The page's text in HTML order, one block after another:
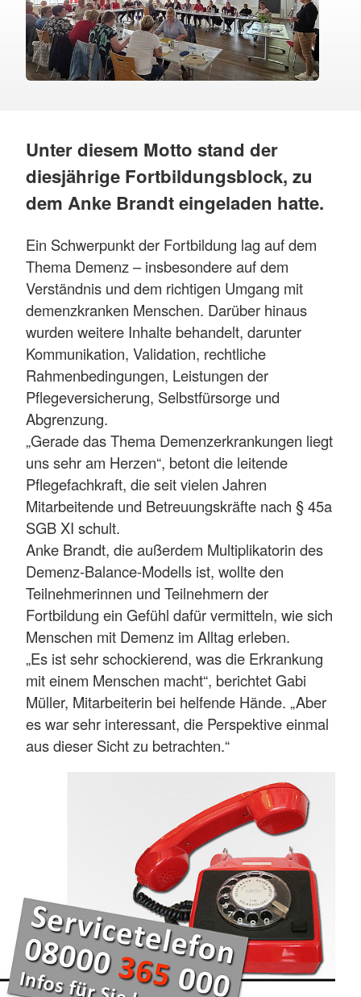
Unter diesem Motto stand der
diesjährige Fortbildungsblock, zu
dem Anke Brandt eingeladen hatte.
Ein Schwerpunkt der Fortbildung lag auf dem
Thema Demenz – insbesondere auf dem
Verständnis und dem richtigen Umgang mit
demenzkranken Menschen. Darüber hinaus
wurden weitere Inhalte behandelt, darunter
Kommunikation, Validation, rechtliche
Rahmenbedingungen, Leistungen der
Pflegeversicherung, Selbstfürsorge und
Abgrenzung.
„Gerade das Thema Demenzerkrankungen liegt
uns sehr am Herzen“, betont die leitende
Pflegefachkraft, die seit vielen Jahren
Mitarbeitende und Betreuungskräfte nach § 45a
SGB XI schult.
Anke Brandt, die außerdem Multiplikatorin des
Demenz-Balance-Modells ist, wollte den
Teilnehmerinnen und Teilnehmern der
Fortbildung ein Gefühl dafür vermitteln, wie sich
Menschen mit Demenz im Alltag erleben.
„Es ist sehr schockierend, was die Erkrankung
mit einem Menschen macht“, berichtet Gabi
Müller, Mitarbeiterin bei helfende Hände. „Aber
es war sehr interessant, die Perspektive einmal
aus dieser Sicht zu betrachten.“